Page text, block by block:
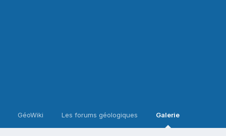
GéoWiki Les forums géologiques Galerie